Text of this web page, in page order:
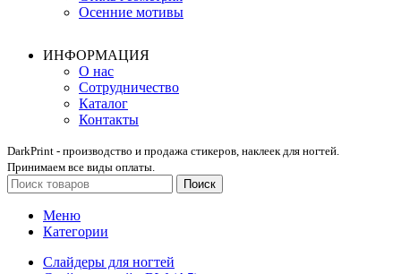
Осенние мотивы
ИНФОРМАЦИЯ
О нас
Сотрудничество
Каталог
Контакты
DarkPrint - производство и продажа стикеров, наклеек для ногтей.
Принимаем все виды оплаты.
Поиск
Меню
Категории
Слайдеры для ногтей